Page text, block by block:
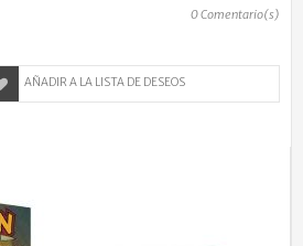
0Comentario(s)
AÑADIR A LA LISTA DE DESEOS